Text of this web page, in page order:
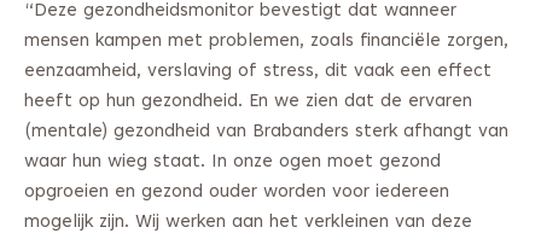
“Deze gezondheidsmonitor bevestigt dat wanneer
mensen kampen met problemen, zoals financiële zorgen,
eenzaamheid, verslaving of stress, dit vaak een effect
heeft op hun gezondheid. En we zien dat de ervaren
(mentale) gezondheid van Brabanders sterk afhangt van
waar hun wieg staat. In onze ogen moet gezond
opgroeien en gezond ouder worden voor iedereen
mogelijk zijn. Wij werken aan het verkleinen van deze